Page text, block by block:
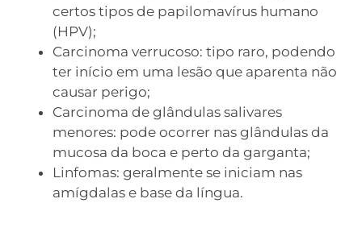
certos tipos de papilomavírus humano
(HPV);
Carcinoma verrucoso: tipo raro, podendo
ter início em uma lesão que aparenta não
causar perigo;
Carcinoma de glândulas salivares
menores: pode ocorrer nas glândulas da
mucosa da boca e perto da garganta;
Linfomas: geralmente se iniciam nas
amígdalas e base da língua.